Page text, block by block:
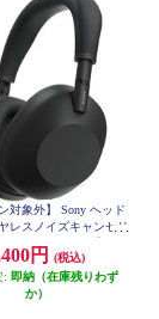
対象外】 Sony ヘッド
レスノイズキャンセリ
ゾ対応 /リモコン・マ
ラック】 WH-1000XM
6-BM
円
(税込)
: 即納（在庫残りわず
か）